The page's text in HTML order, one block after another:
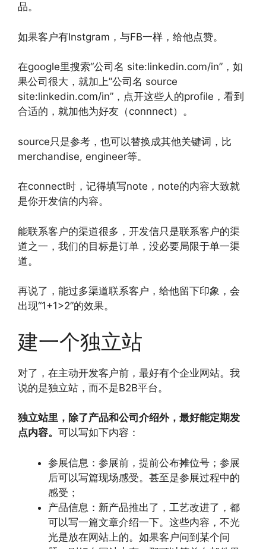
品。
如果客户有Instgram，与FB一样，给他点赞。
在google里搜索“公司名 site:linkedin.com/in”，如
果公司很大，就加上”公司名 source
site:linkedin.com/in”，点开这些人的profile，看到
合适的，就加他为好友（connnect）。
source只是参考，也可以替换成其他关键词，比
merchandise, engineer等。
在connect时，记得填写note，note的内容大致就
是你开发信的内容。
能联系客户的渠道很多，开发信只是联系客户的渠
道之一，我们的目标是订单，没必要局限于单一渠
道。
再说了，能过多渠道联系客户，给他留下印象，会
出现“1+1>2”的效果。
建一个独立站
对了，在主动开发客户前，最好有个企业网站。我
说的是独立站，而不是B2B平台。
独立站里，除了产品和公司介绍外，最好能定期发
点内容。 可以写如下内容：
参展信息：参展前，提前公布摊位号；参展
后可以写篇现场感受。甚至是参展过程中的
感受；
产品信息：新产品推出了，工艺改进了，都
可以写一篇文章介绍一下。这些内容，不光
光是放在网站上的。如果客户问到某个问